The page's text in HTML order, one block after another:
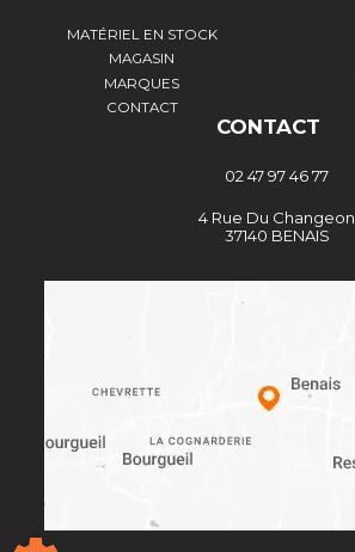
MATÉRIEL EN STOCK
MAGASIN
MARQUES
CONTACT
CONTACT
02 47 97 46 77
4 Rue Du Changeon
37140 BENAIS